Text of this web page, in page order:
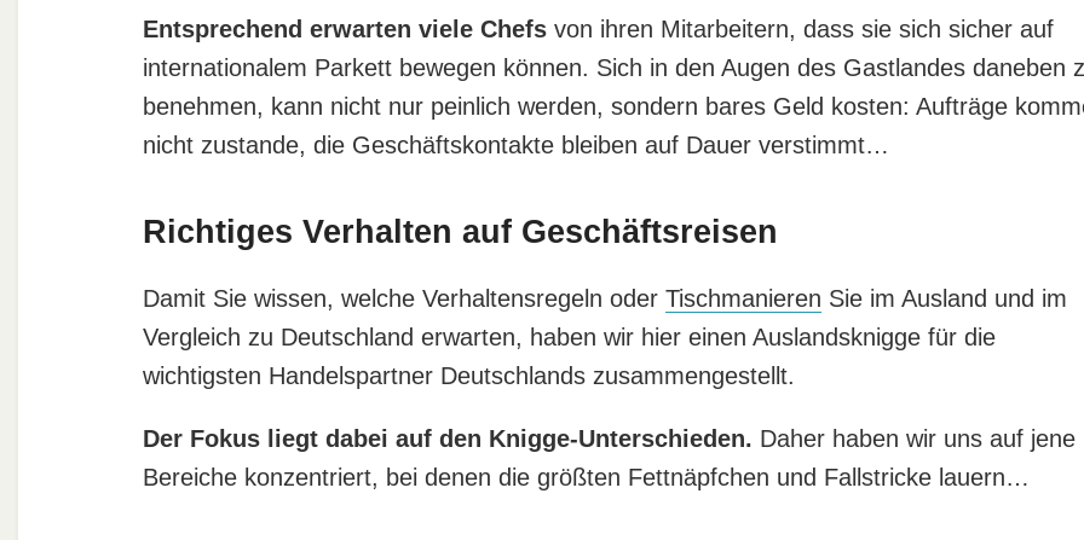
Entsprechend erwarten viele Chefsvon ihren Mitarbeitern, dass sie sich sicher auf
internationalem Parkett bewegen können. Sich in den Augen des Gastlandes daneben
benehmen, kann nicht nur peinlich werden, sondern bares Geld kosten: Aufträge
nicht zustande, die Geschäftskontakte bleiben auf Dauer verstimmt…
Richtiges Verhalten auf Geschäftsreisen
Damit Sie wissen, welche Verhaltensregeln oder Tischmanieren Sie im Ausland und im
Vergleich zu Deutschland erwarten, haben wir hier einen Auslandsknigge für die
wichtigsten Handelspartner Deutschlands zusammengestellt.
Der Fokus liegt dabei auf den Knigge-Unterschieden. Daher haben wir uns auf jene
Bereiche konzentriert, bei denen die größten Fettnäpfchen und Fallstricke lauern…